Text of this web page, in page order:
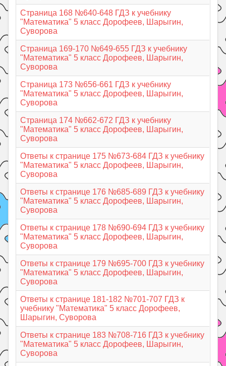
Страница 168 №640-648 ГДЗ к учебнику
"Математика" 5 класс Дорофеев, Шарыгин,
Суворова
Страница 169-170 №649-655 ГДЗ к учебнику
"Математика" 5 класс Дорофеев, Шарыгин,
Суворова
Страница 173 №656-661 ГДЗ к учебнику
"Математика" 5 класс Дорофеев, Шарыгин,
Суворова
Страница 174 №662-672 ГДЗ к учебнику
"Математика" 5 класс Дорофеев, Шарыгин,
Суворова
Ответы к странице 175 №673-684 ГДЗ к учебнику
"Математика" 5 класс Дорофеев, Шарыгин,
Суворова
Ответы к странице 176 №685-689 ГДЗ к учебнику
"Математика" 5 класс Дорофеев, Шарыгин,
Суворова
Ответы к странице 178 №690-694 ГДЗ к учебнику
"Математика" 5 класс Дорофеев, Шарыгин,
Суворова
Ответы к странице 179 №695-700 ГДЗ к учебнику
"Математика" 5 класс Дорофеев, Шарыгин,
Суворова
Ответы к странице 181-182 №701-707 ГДЗ к
учебнику "Математика" 5 класс Дорофеев,
Шарыгин, Суворова
Ответы к странице 183 №708-716 ГДЗ к учебнику
"Математика" 5 класс Дорофеев, Шарыгин,
Суворова